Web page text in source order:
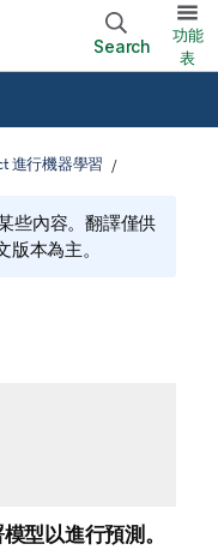
Search
功能
表
進行機器學習
些內容。翻譯僅供
本為主。
型以進行預測。